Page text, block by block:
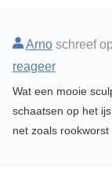
Arnoschreef
reageer
Wat een mooie
schaatsen op het
net zoals